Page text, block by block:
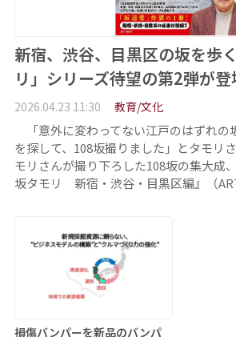
新宿、渋谷、目黒区の坂を
リ」シリーズ待望の第2弾が登
2026.04.23 11:30 教育/文化
「意外に変わってない江戸のはずれの
を探して、108坂撮りました」とタモリ
モリさんが撮り下ろした108坂の集大成
坂タモリ 新宿・渋谷・目黒区編』（
損傷バンパーを新品のバンパ